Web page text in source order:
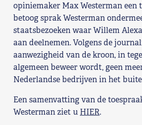
Word Lid
opiniemaker Max Westerman een
betoog sprak Westerman
staatsbezoeken waar Willem
aan deelnemen. Volgens de
aanwezigheid van de kroon, in
algemeen beweer wordt, geen
Nederlandse bedrijven in het
Een samenvatting van de
Westerman ziet u HIER.